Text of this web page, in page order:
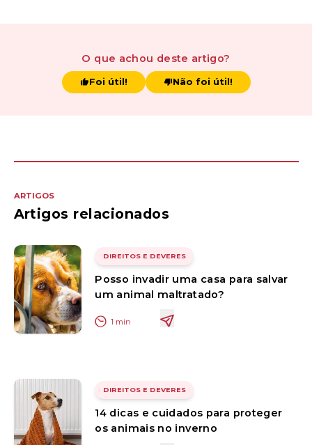
O que achou deste artigo?
Foi útil! Não foi útil!
ARTIGOS
Artigos relacionados
DIREITOS E DEVERES
Posso invadir uma casa para salvar
um animal maltratado?
1 min
DIREITOS E DEVERES
14 dicas e cuidados para proteger
os animais no inverno